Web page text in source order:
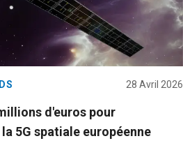
28 Avril 2026
d'euros pour
5G spatiale européenne